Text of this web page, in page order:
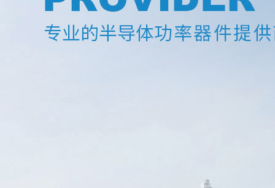
我们凭借先进